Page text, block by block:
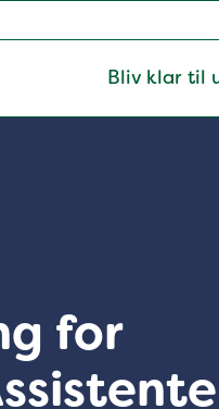
Bliv klar til
for